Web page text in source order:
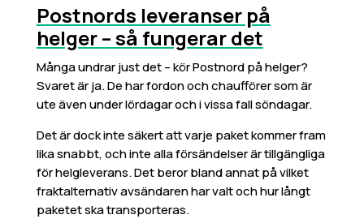
Postnords leveranser på
helger – så fungerar det
Många undrar just det – kör Postnord på helger?
Svaret är ja. De har fordon och chaufförer som är
ute även under lördagar och i vissa fall söndagar.
Det är dock inte säkert att varje paket kommer fram
lika snabbt, och inte alla försändelser är tillgängliga
för helgleverans. Det beror bland annat på vilket
fraktalternativ avsändaren har valt och hur långt
paketet ska transporteras.